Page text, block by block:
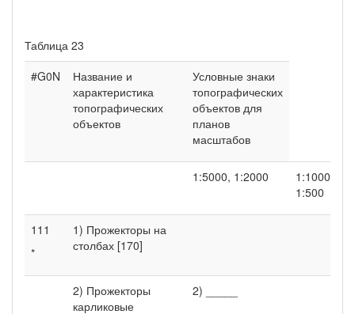
Таблица 23
#G0N
Название и
характеристика
топографических
объектов
Условные знаки
топографических
объектов для
планов
масштабов
1:5000, 1:2000
1:1000,
1:500
111
*
1) Прожекторы на
столбах [170]
2) Прожекторы
карликовые
2) _____